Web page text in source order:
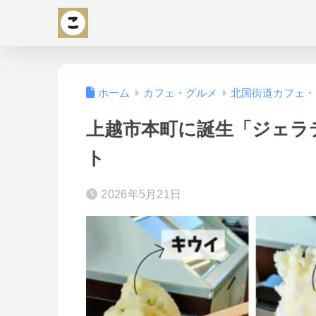
ホーム カフェ・グルメ 北国街道カフェ
上越市本町に誕生「ジェ
ト
2026年5月21日